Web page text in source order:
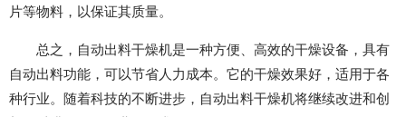
片等物料，以保证其质量。
总之，自动出料干燥机是一种方便、高效的干燥设备，具有
自动出料功能，可以节省人力成本。它的干燥效果好，适用于各
种行业。随着科技的不断进步，自动出料干燥机将继续改进和创